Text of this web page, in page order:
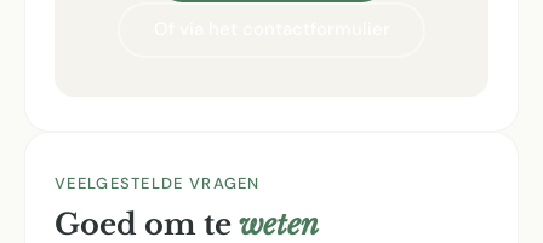
VEELGESTELDE VRAGEN
Goed om te weten